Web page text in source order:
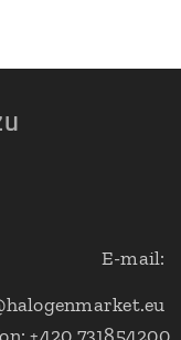
E-mail: